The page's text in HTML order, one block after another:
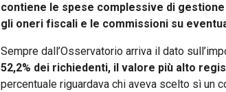
contiene le spese complessive di
gli oneri fiscali e le commissioni su
Sempre dall’Osservatorio arriva il dato
52,2% dei richiedenti, il valore più alto
percentuale riguardava chi aveva scelto sì un